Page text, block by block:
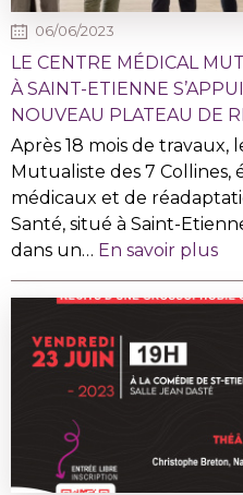
06/06/2023
LE CENTRE MÉDICAL
À SAINT-ETIENNE
NOUVEAU PLATEAU DE
Après 18 mois de travaux,
Mutualiste des 7 Collines,
médicaux et de
Santé, situé à Saint-
dans un… En savoir plus